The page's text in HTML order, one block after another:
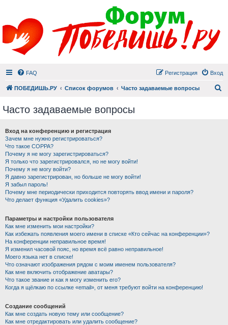
FAQ Вход
Регистрация
ПОБЕДИШЬ.РУ Список форумов Часто задаваемые вопросы
Часто задаваемые вопросы
Вход на конференцию и регистрация
Зачем мне нужно регистрироваться?
Что такое COPPA?
Почему я не могу зарегистрироваться?
Я только что зарегистрировался, но не могу войти!
Почему я не могу войти?
Я давно зарегистрирован, но больше не могу войти!
Я забыл пароль!
Почему мне периодически приходится повторять ввод имени и пароля?
Что делает функция «Удалить cookies»?
Параметры и настройки пользователя
Как мне изменить мои настройки?
Как избежать появления моего имени в списке «Кто сейчас на конференции»?
На конференции неправильное время!
Я изменил часовой пояс, но время всё равно неправильное!
Моего языка нет в списке!
Что означают изображения рядом с моим именем пользователя?
Как мне включить отображение аватары?
Что такое звание и как я могу изменить его?
Когда я щёлкаю по ссылке «email», от меня требуют войти на конференцию!
Создание сообщений
Как мне создать новую тему или сообщение?
Как мне отредактировать или удалить сообщение?